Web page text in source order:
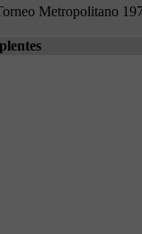
Metropolitano